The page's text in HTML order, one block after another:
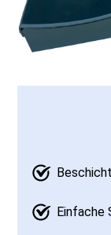
Einfache